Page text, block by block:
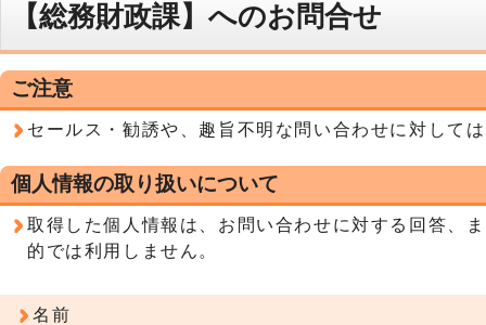
【総務財政課】へのお問合せ
ご注意
セールス・勧誘や、趣旨不明な問い合わせに対して
個人情報の取り扱いについて
取得した個人情報は、お問い合わせに対する回答、
的では利用しません。
名前